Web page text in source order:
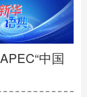
APEC“中国